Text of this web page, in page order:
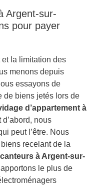
Argent-sur-
pour payer
et la limitation des
menons depuis
essayons de
de biens jetés lors de
d’appartement à
d’abord, nous
peut l’être. Nous
recelant de la
à Argent-sur-
le plus de